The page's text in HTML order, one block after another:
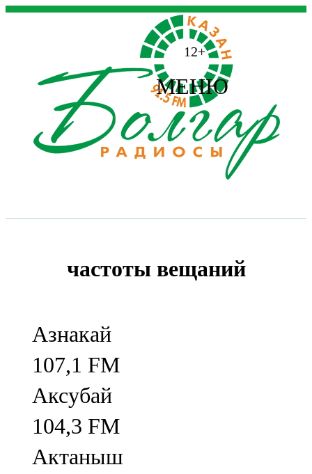
12+
МЕНЮ
частоты вещаний
Азнакай
107,1 FM
Аксубай
104,3 FM
Актаныш